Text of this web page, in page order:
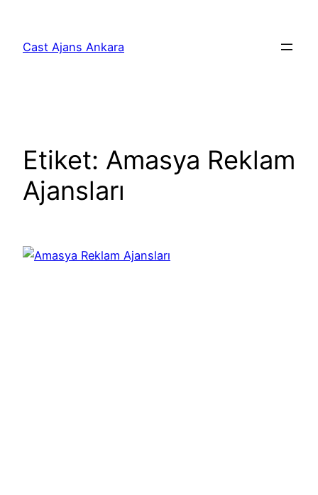
Cast Ajans Ankara
Etiket: Amasya Reklam
Ajansları